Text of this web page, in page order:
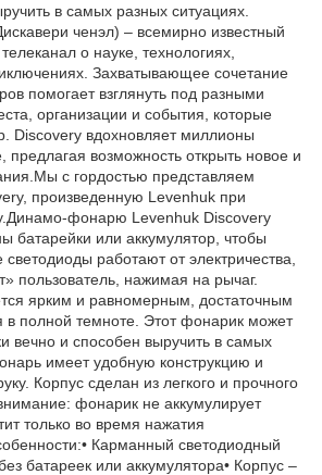
в самых разных ситуациях.
ченэл) – всемирно известный
о науке, технологиях,
Захватывающее сочетание
помогает взглянуть под разными
организации и события, которые
вдохновляет миллионы
возможность открыть новое и
с гордостью представляем
произведенную Levenhuk при
фонарю Levenhuk Discovery
батарейки или аккумулятор, чтобы
работают от электричества,
пользователь, нажимая на рычаг.
ярким и равномерным, достаточным
в полной темноте. Этот фонарик может
вечно и способен выручить в самых
имеет удобную конструкцию и
Корпус сделан из легкого и прочного
фонарик не аккумулирует
только во время нажатия
Карманный светодиодный
батареек или аккумулятора• Корпус –